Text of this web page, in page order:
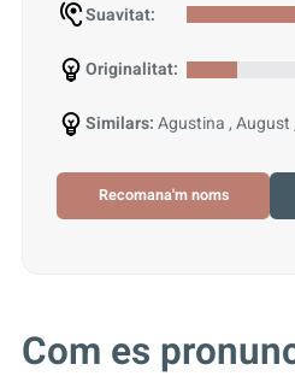
Suavitat:
Originalitat:
Similars:Agustina , August
Recomana'm noms
Com es